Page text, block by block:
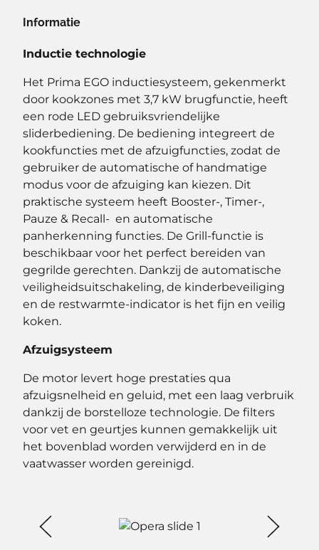
Informatie
Inductie technologie
Het Prima EGO inductiesysteem, gekenmerkt
door kookzones met 3,7 kW brugfunctie, heeft
een rode LED gebruiksvriendelijke
sliderbediening. De bediening integreert de
kookfuncties met de afzuigfuncties, zodat de
gebruiker de automatische of handmatige
modus voor de afzuiging kan kiezen. Dit
praktische systeem heeft Booster-, Timer-,
Pauze & Recall- en automatische
panherkenning functies. De Grill-functie is
beschikbaar voor het perfect bereiden van
gegrilde gerechten. Dankzij de automatische
veiligheidsuitschakeling, de kinderbeveiliging
en de restwarmte-indicator is het fijn en veilig
koken.
Afzuigsysteem
De motor levert hoge prestaties qua
afzuigsnelheid en geluid, met een laag verbruik
dankzij de borstelloze technologie. De filters
voor vet en geurtjes kunnen gemakkelijk uit
het bovenblad worden verwijderd en in de
vaatwasser worden gereinigd.